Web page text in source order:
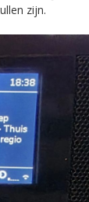
zijn.